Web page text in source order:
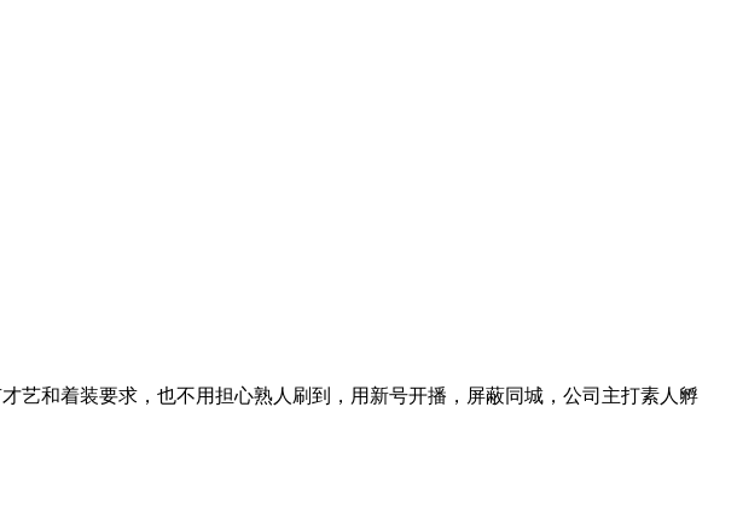
艺和着装要求，也不用担心熟人刷到，用新号开播，屏蔽同城，公司主打素人孵